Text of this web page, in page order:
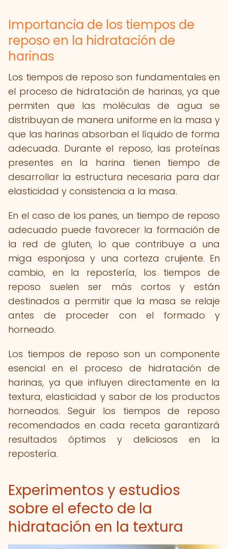
Importancia de los tiempos de
reposo en la hidratación de
harinas
Los tiempos de reposo son fundamentales en
el proceso de hidratación de harinas, ya que
permiten que las moléculas de agua se
distribuyan de manera uniforme en la masa y
que las harinas absorban el líquido de forma
adecuada. Durante el reposo, las proteínas
presentes en la harina tienen tiempo de
desarrollar la estructura necesaria para dar
elasticidad y consistencia a la masa.
En el caso de los panes, un tiempo de reposo
adecuado puede favorecer la formación de
la red de gluten, lo que contribuye a una
miga esponjosa y una corteza crujiente. En
cambio, en la repostería, los tiempos de
reposo suelen ser más cortos y están
destinados a permitir que la masa se relaje
antes de proceder con el formado y
horneado.
Los tiempos de reposo son un componente
esencial en el proceso de hidratación de
harinas, ya que influyen directamente en la
textura, elasticidad y sabor de los productos
horneados. Seguir los tiempos de reposo
recomendados en cada receta garantizará
resultados óptimos y deliciosos en la
repostería.
Experimentos y estudios
sobre el efecto de la
hidratación en la textura